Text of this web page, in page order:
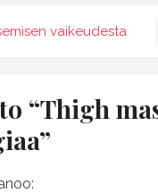
vaikeudesta
“Thigh
”